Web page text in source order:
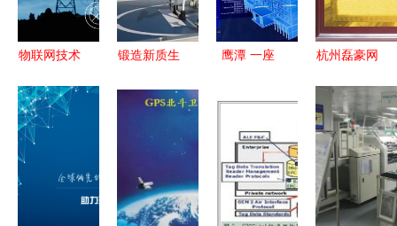
物联网技术
络技术服务
行业 核心
受益者与未
锻造新质生
科技以核心
跃升
鹰潭 一座
能的智慧新
城
杭州磊豪网
卓越技术服
务，铸就互
联网行业优
秀服务商